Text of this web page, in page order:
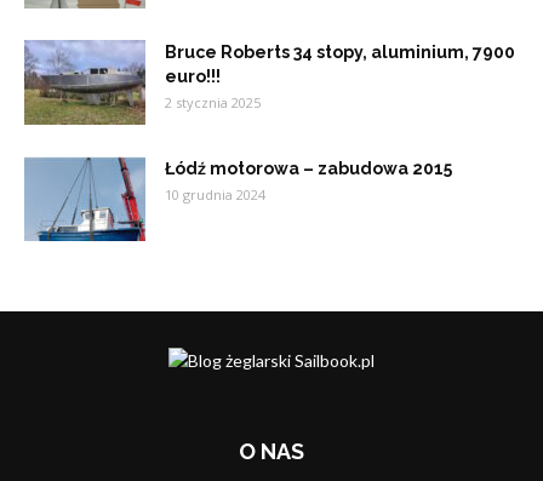
Bruce Roberts 34 stopy, aluminium, 7900
euro!!!
2 stycznia 2025
Łódź motorowa – zabudowa 2015
10 grudnia 2024
O NAS